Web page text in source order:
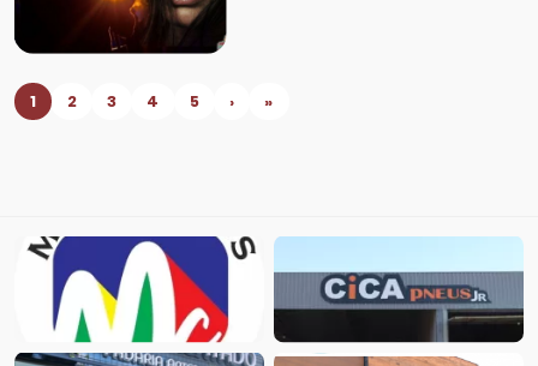
1 2 3 4 5 › »